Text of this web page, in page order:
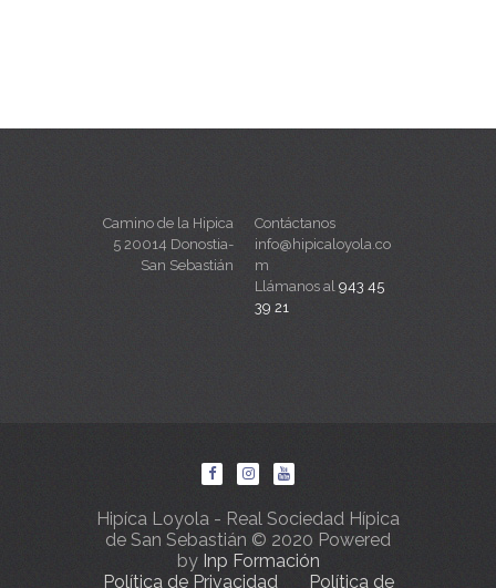
Camino de la Hipica
5 20014 Donostia-
San Sebastián
Contáctanos
info@hipicaloyola.co
m
Llámanos al 943 45
39 21
Hipíca Loyola - Real Sociedad Hípica
de San Sebastián © 2020 Powered
by Inp Formación
Política de Privacidad
Política de